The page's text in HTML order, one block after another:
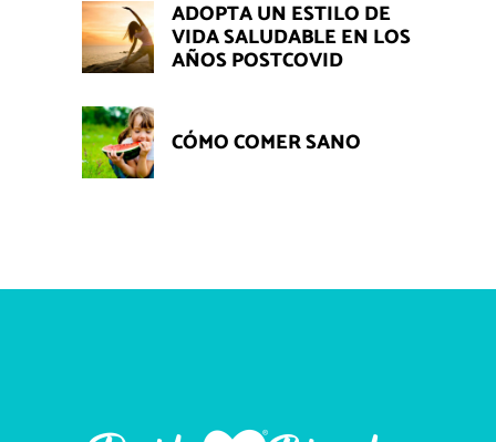
ADOPTA UN ESTILO DE
VIDA SALUDABLE EN LOS
AÑOS POSTCOVID
CÓMO COMER SANO